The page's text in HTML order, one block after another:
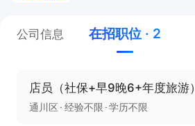
公司信息 在招职位 · 2
店员（社保+早9晚6+年度旅游）
通川区 经验不限 学历不限